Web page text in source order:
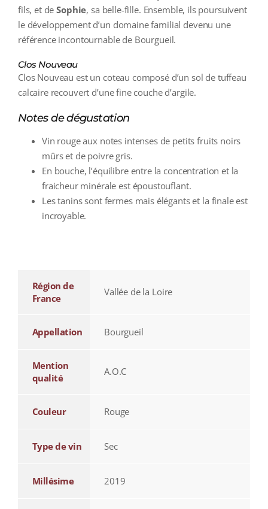
fils, et deSophie, sa belle‑fille. Ensemble, ils poursuivent
le développement d’un domaine familial devenu une
référence incontournable de Bourgueil.
Clos Nouveau
Clos Nouveau est un coteau composé d’un sol de tuffeau
calcaire recouvert d’une fine couche d’argile.
Notes de dégustation
Vin rouge aux notes intenses de petits fruits noirs
mûrs et de poivre gris.
En bouche, l’équilibre entre la concentration et la
fraicheur minérale est époustouflant.
Les tanins sont fermes mais élégants et la finale est
incroyable.
Région de
France
Vallée de la Loire
Appellation Bourgueil
Mention
qualité
A.O.C
Couleur Rouge
Type de vin Sec
Millésime 2019